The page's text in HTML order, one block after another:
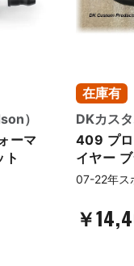
）
ーマ
ト
在庫有
DKカス
409 プロ
イヤー
07-22年ス
￥